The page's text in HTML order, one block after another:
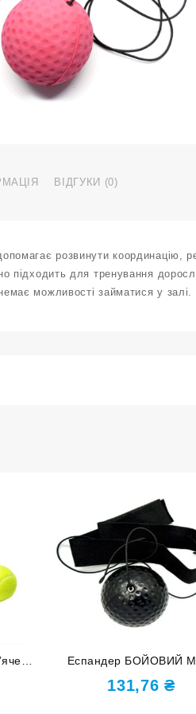
ВІДГУКИ (0)
розвинути координацію,
підходить для тренування
можливості займатися у залі.
Еспандер БОЙОВИЙ
полегшений м’яч
131,76₴